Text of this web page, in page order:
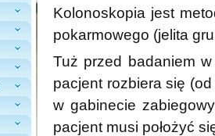
Kolonoskopia jest
pokarmowego (jelita
Tuż przed badaniem
pacjent rozbiera się
w gabinecie
pacjent musi położyć